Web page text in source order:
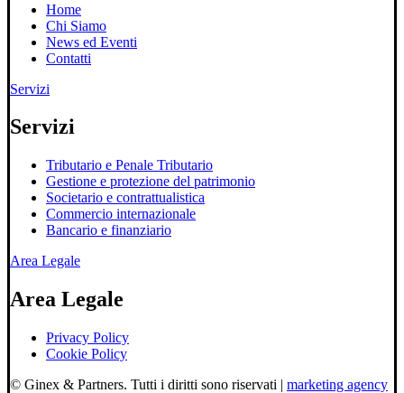
Home
Chi Siamo
News ed Eventi
Contatti
Servizi
Servizi
Tributario e Penale Tributario
Gestione e protezione del patrimonio
Societario e contrattualistica
Commercio internazionale
Bancario e finanziario
Area Legale
Area Legale
Privacy Policy
Cookie Policy
© Ginex & Partners. Tutti i diritti sono riservati | marketing agency